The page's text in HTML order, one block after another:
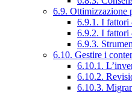
6.9. Ottimizzazione
6.9.1. I fattori
6.9.2. I fattori
6.9.3.
6.10. Gestire i
6.10.1.
6.10.2.
6.10.3.